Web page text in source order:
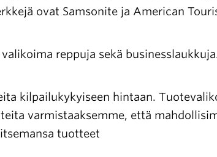
ovat Samsonite ja American
reppuja sekä
kilpailukykyiseen hintaan.
varmistaaksemme, että
tuotteet